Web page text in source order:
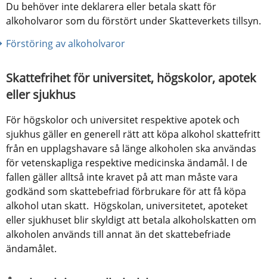
Du behöver inte deklarera eller betala skatt för
alkoholvaror som du förstört under Skatteverkets tillsyn.
Förstöring av alkoholvaror
Skattefrihet för universitet, högskolor, apotek
eller sjukhus
För högskolor och universitet respektive apotek och
sjukhus gäller en generell rätt att köpa alkohol skattefritt
från en upplagshavare så länge alkoholen ska användas
för vetenskapliga respektive medicinska ändamål. I de
fallen gäller alltså inte kravet på att man måste vara
godkänd som skattebefriad förbrukare för att få köpa
alkohol utan skatt.  Högskolan, universitetet, apoteket
eller sjukhuset blir skyldigt att betala alkoholskatten om
alkoholen används till annat än det skattebefriade
ändamålet.